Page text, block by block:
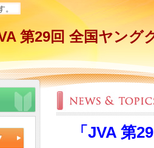
第29回 全国ヤング
「JVA 第